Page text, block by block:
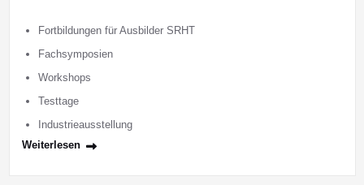
Fortbildungen für Ausbilder SRHT
Fachsymposien
Workshops
Testtage
Industrieausstellung
Weiterlesen